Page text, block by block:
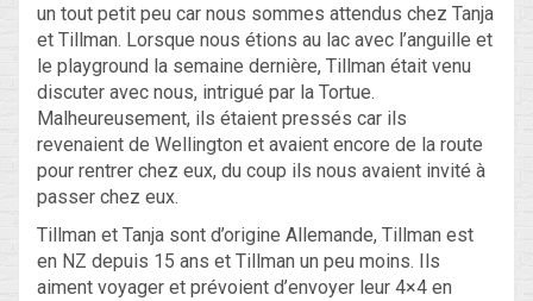
Non classé
Connexion
Flux des publications
Flux des commentaires
Site de WordPress-FR
un tout petit peu car nous sommes attendus chez Tanja
et Tillman. Lorsque nous étions au lac avec l’anguille et
le playground la semaine dernière, Tillman était venu
discuter avec nous, intrigué par la Tortue.
Malheureusement, ils étaient pressés car ils
revenaient de Wellington et avaient encore de la route
pour rentrer chez eux, du coup ils nous avaient invité à
passer chez eux.
Tillman et Tanja sont d’origine Allemande, Tillman est
en NZ depuis 15 ans et Tillman un peu moins. Ils
aiment voyager et prévoient d’envoyer leur 4×4 en